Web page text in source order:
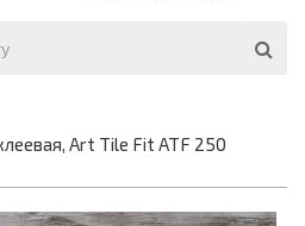
Art Tile Fit ATF 250